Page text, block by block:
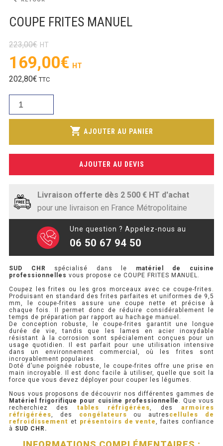
SOUBASSEMENT RÉFRIGÉRÉ
TABLE DE PRÉPARATION COMPACTE
TABLE DE PRÉPARATION 700 / 800
SALADETTE COMPACTE
SALADETTE COMPACTE VITRÉE
SALADETTE 800 VITRÉE
MEUBLE À PIZZA
MEUBLE À PIZZA COMPACT
MEUBLE À PIZZA
PRÉSENTOIR À INGRÉDIENTS
PROFONDEUR 300 VITRÉE
PROFONDEUR 400 VITRÉE
PROFONDEUR 300 INOX
PROFONDEUR 400 INOX
ARMOIRE RÉFRIGÉRÉE
RÉFRIGÉRATEUR
RÉFRIGÉRATEUR VITRÉ
RÉFRI / CONGÉL BOULANGERIE
COUPE FRITES MANUEL
223,00€
Le
prix
initial
était :
223,00€.
169,00€
Le
actuel
est :
202,80€ TTC
MANUEL
shopping_cart AJOUTER AU PANIER
AJOUTER AU DEVIS
Livraison offerte dès 2 500 € HT d'achat
pour une livraison en France Métropolitaine
Une question ? Appelez-nous au
06 50 67 94 50
SUD CHR spécialisé dans le matériel de cuisine
professionnelles vous propose ce COUPE FRITES MANUEL.
Coupez les frites ou les gros morceaux avec ce coupe-frites.
Produisant en standard des frites parfaites et uniformes de 9,5
mm, le coupe-frites assure une coupe nette et précise à
chaque fois. Il permet donc de réduire considérablement le
temps de préparation par rapport au hachage manuel.
De conception robuste, le coupe-frites garantit une longue
durée de vie, tandis que les lames en acier inoxydable
résistant à la corrosion sont spécialement conçues pour un
usage quotidien. Il est parfait pour une utilisation intensive
dans un environnement commercial, où les frites sont
incroyablement populaires.
Doté d’une poignée robuste, le coupe-frites offre une prise en
main incroyable. Il est donc facile à utiliser, quelle que soit la
force que vous devez déployer pour couper les légumes.
Nous vous proposons de découvrir nos différentes gammes de
Matériel frigorifique pour cuisine professionnelle . Que vous
recherchiez des tables réfrigérées, desarmoires
réfrigérées, des congélateurs ou autres cellules de
refroidissement et présentoirs de vente, faites confiance
à SUD CHR.